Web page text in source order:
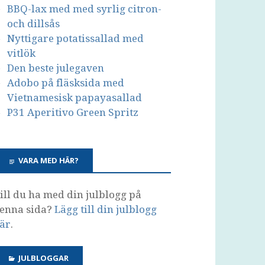
BBQ-lax med med syrlig citron-
och dillsås
Nyttigare potatissallad med
vitlök
Den beste julegaven
Adobo på fläsksida med
Vietnamesisk papayasallad
P31 Aperitivo Green Spritz
VARA MED HÄR?
du ha med din julblogg på
sida?Lägg till din julblogg
.
JULBLOGGAR